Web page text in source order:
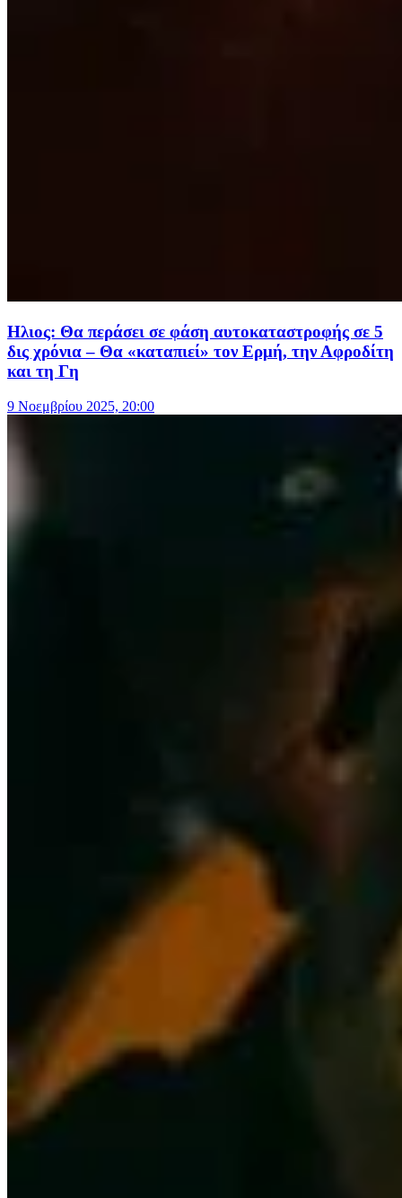
Ηλιος: Θα περάσει σε φάση αυτοκαταστροφής σε 5
δις χρόνια – Θα «καταπιεί» τον Ερμή, την Αφροδίτη
και τη Γη
9 Νοεμβρίου 2025, 20:00